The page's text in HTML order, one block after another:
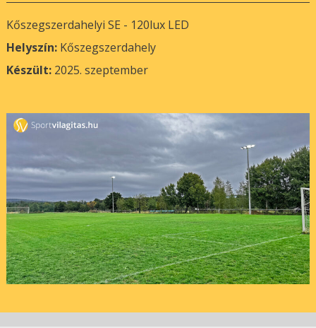
Kőszegszerdahelyi SE - 120lux LED
Helyszín: Kőszegszerdahely
Készült: 2025. szeptember